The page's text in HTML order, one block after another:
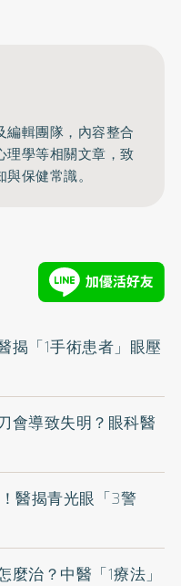
編輯團隊，內容整合
理學等相關文章，致
保健常識。
揭「1手術患者」眼壓
會導致失明？眼科醫
醫揭青光眼「3警
治？中醫「1療法」